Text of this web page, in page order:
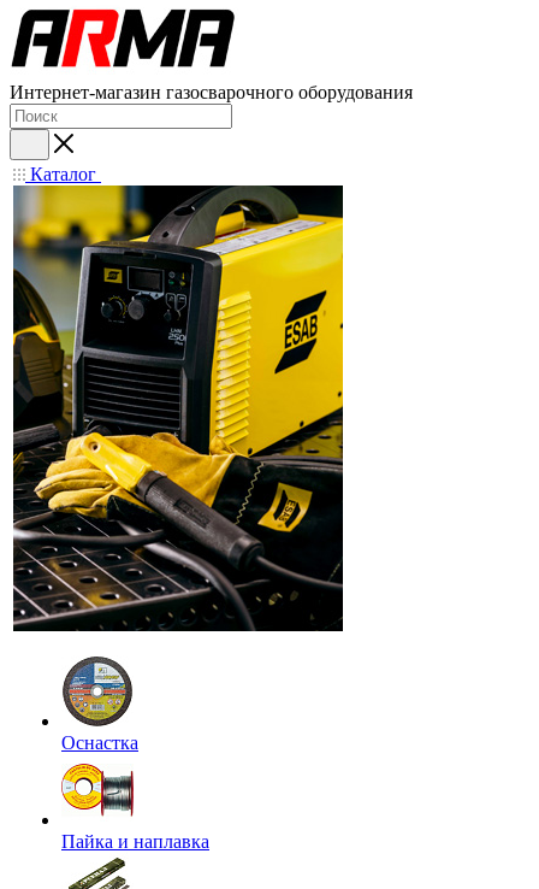
Интернет-магазин газосварочного оборудования
Каталог
Оснастка
Пайка и наплавка